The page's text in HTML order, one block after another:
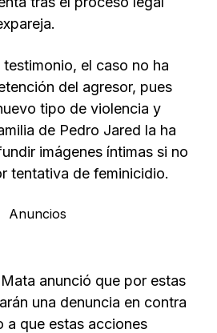
el caso no ha
del agresor, pues
tipo de violencia y
de Pedro Jared la ha
imágenes íntimas si no
tentativa de feminicidio.
Anuncios
anunció que por estas
una denuncia en contra
a que estas acciones